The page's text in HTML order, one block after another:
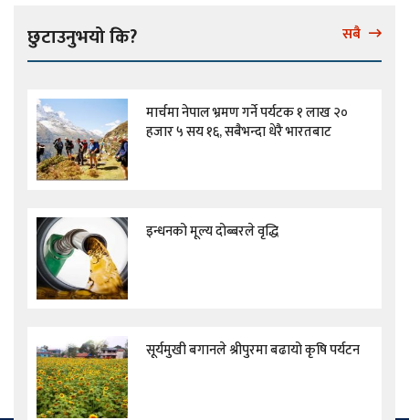
छुटाउनुभयो कि? सबै
मार्चमा नेपाल भ्रमण गर्ने पर्यटक १ लाख २०
हजार ५ सय १६, सबैभन्दा धेरै भारतबाट
इन्धनको मूल्य दोब्बरले वृद्धि
सूर्यमुखी बगानले श्रीपुरमा बढायो कृषि पर्यटन